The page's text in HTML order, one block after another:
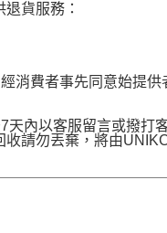
貨服務：
消費者事先同意始提供
內以客服留言或撥打
收請勿丟棄，將由